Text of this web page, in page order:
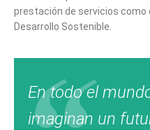
prestación de servicios como
Desarrollo Sostenible.
En todo el
imaginan un